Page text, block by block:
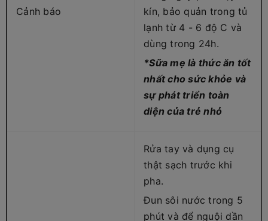
Cảnh báo
kín, bảo quản trong tủ
lạnh từ 4 - 6 độ C và
dùng trong 24h.
*Sữa mẹ là thức ăn tốt
nhất cho sức khỏe và
sự phát triển toàn
diện của trẻ nhỏ
Rửa tay và dụng cụ
thật sạch trước khi
pha.
Đun sôi nước trong 5
phút và để nguội dần